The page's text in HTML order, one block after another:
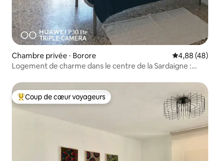
Chambre privée ⋅ Borore Évaluation
4,88 (48)
Logement de charme dans le centre de la Sardaigne :
Coups de cœur voyageurs les plus appréciés
Coup de cœur voyageurs